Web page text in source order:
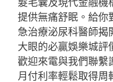
提供無痛舒眠。給你
急治療泌尿科醫師揭
大眼的必贏娛樂城評
歡迎來電與我們聯繫
月付利率輕鬆取得